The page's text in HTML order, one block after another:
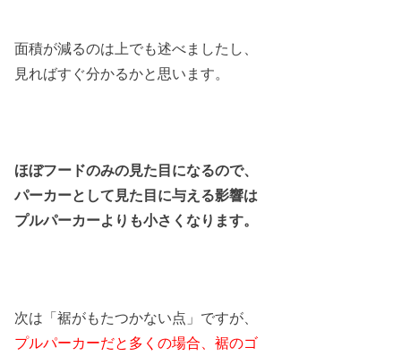
面積が減るのは上でも述べましたし、
見ればすぐ分かるかと思います。
ほぼフードのみの見た目になるので、
パーカーとして見た目に与える影響は
プルパーカーよりも小さくなります。
次は「裾がもたつかない点」ですが、
プルパーカーだと多くの場合、裾のゴ